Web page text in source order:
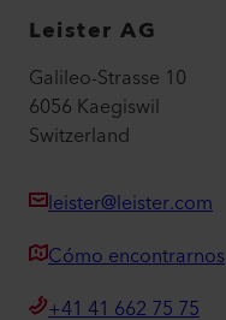
Leister AG
Galileo-Strasse 10
6056 Kaegiswil
Switzerland
leister@leister.com
Cómo encontrarnos
+41 41 662 75 75